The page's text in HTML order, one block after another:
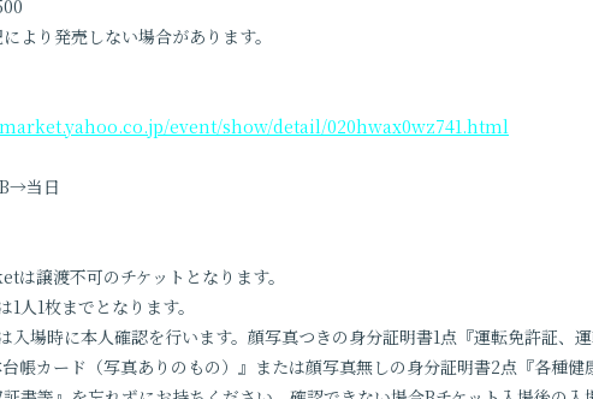
より発売しない場合があります。
event/show/detail/020hwax0wz741.html
当日
譲渡不可のチケットとなります。
1人1枚までとなります。
入場時に本人確認を行います。顔写真つきの身分証明書1点『運転免許証、
台帳カード（写真ありのもの）』または顔写真無しの身分証明書2点『各種